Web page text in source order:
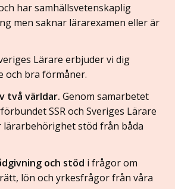
har samhällsvetenskaplig
men saknar lärarexamen eller är
Lärare erbjuder vi dig
och bra förmåner.
två världar. Genom samarbetet
SSR och Sveriges Lärare
lärarbehörighet stöd från båda
och stöd i frågor om
lön och yrkesfrågor från våra